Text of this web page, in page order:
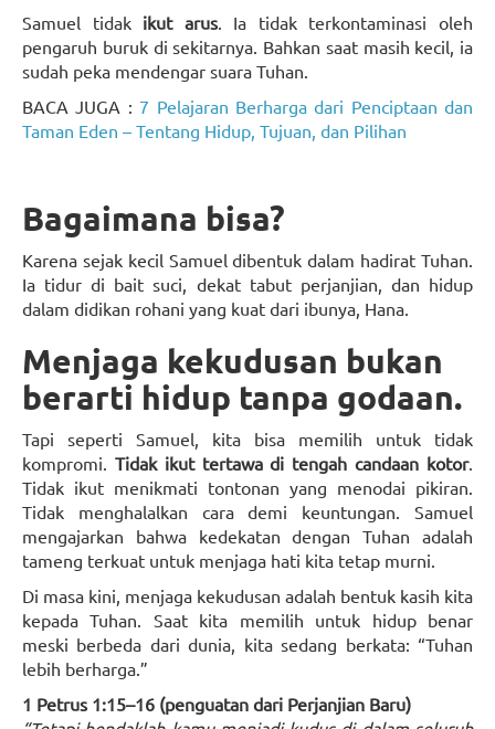
Samuel tidakikut arus. Ia tidak terkontaminasi oleh
pengaruh buruk di sekitarnya. Bahkan saat masih kecil, ia
sudah peka mendengar suara Tuhan.
BACA JUGA : 7 Pelajaran Berharga dari Penciptaan dan
Taman Eden – Tentang Hidup, Tujuan, dan Pilihan
Bagaimana bisa?
Karena sejak kecil Samuel dibentuk dalam hadirat Tuhan.
Ia tidur di bait suci, dekat tabut perjanjian, dan hidup
dalam didikan rohani yang kuat dari ibunya, Hana.
Menjaga kekudusan bukan
berarti hidup tanpa godaan.
Tapi seperti Samuel, kita bisa memilih untuk tidak
kompromi. Tidak ikut tertawa di tengah candaan kotor.
Tidak ikut menikmati tontonan yang menodai pikiran.
Tidak menghalalkan cara demi keuntungan. Samuel
mengajarkan bahwa kedekatan dengan Tuhan adalah
tameng terkuat untuk menjaga hati kita tetap murni.
Di masa kini, menjaga kekudusan adalah bentuk kasih kita
kepada Tuhan. Saat kita memilih untuk hidup benar
meski berbeda dari dunia, kita sedang berkata: “Tuhan
lebih berharga.”
1 Petrus 1:15–16 (penguatan dari Perjanjian Baru)